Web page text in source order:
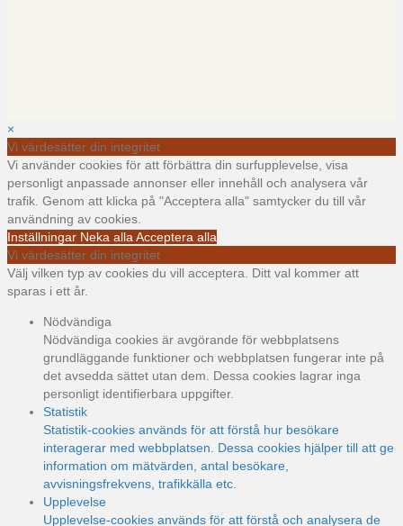
×
Vi värdesätter din integritet
Vi använder cookies för att förbättra din surfupplevelse, visa
personligt anpassade annonser eller innehåll och analysera vår
trafik. Genom att klicka på "Acceptera alla" samtycker du till vår
användning av cookies.
Inställningar Neka alla Acceptera alla
Vi värdesätter din integritet
Välj vilken typ av cookies du vill acceptera. Ditt val kommer att
sparas i ett år.
Nödvändiga
Nödvändiga cookies är avgörande för webbplatsens
grundläggande funktioner och webbplatsen fungerar inte på
det avsedda sättet utan dem. Dessa cookies lagrar inga
personligt identifierbara uppgifter.
Statistik
Statistik-cookies används för att förstå hur besökare
interagerar med webbplatsen. Dessa cookies hjälper till att ge
information om mätvärden, antal besökare,
avvisningsfrekvens, trafikkälla etc.
Upplevelse
Upplevelse-cookies används för att förstå och analysera de